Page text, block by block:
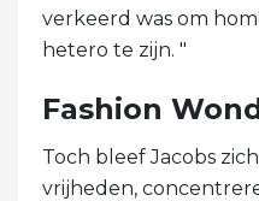
verkeerd was om
hetero te zijn. "
Fashion
Toch bleef Jacobs
vrijheden,